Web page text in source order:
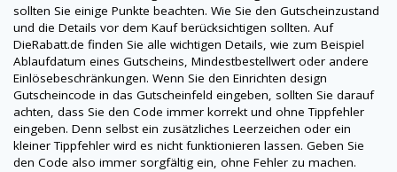
sollten Sie einige Punkte beachten. Wie Sie den Gutscheinzustand
und die Details vor dem Kauf berücksichtigen sollten. Auf
DieRabatt.de finden Sie alle wichtigen Details, wie zum Beispiel
Ablaufdatum eines Gutscheins, Mindestbestellwert oder andere
Einlösebeschränkungen. Wenn Sie den Einrichten design
Gutscheincode in das Gutscheinfeld eingeben, sollten Sie darauf
achten, dass Sie den Code immer korrekt und ohne Tippfehler
eingeben. Denn selbst ein zusätzliches Leerzeichen oder ein
kleiner Tippfehler wird es nicht funktionieren lassen. Geben Sie
den Code also immer sorgfältig ein, ohne Fehler zu machen.